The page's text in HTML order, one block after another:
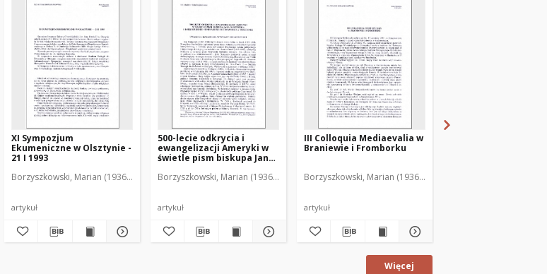
XI Sympozjum
Ekumeniczne w Olsztynie -
21 I 1993
Borzyszkowski, Marian (1936-2001)
artykuł
500-lecie odkrycia i
ewangelizacji Ameryki w
świetle pism biskupa Jana
Seminarium Duchownego
bibliotecznej
Borzyszkowski, Marian (1936-2001)
artykuł
III Colloquia Mediaevalia w
Braniewie i Fromborku
Borzyszkowski, Marian (1936-2001)
artykuł
Więcej